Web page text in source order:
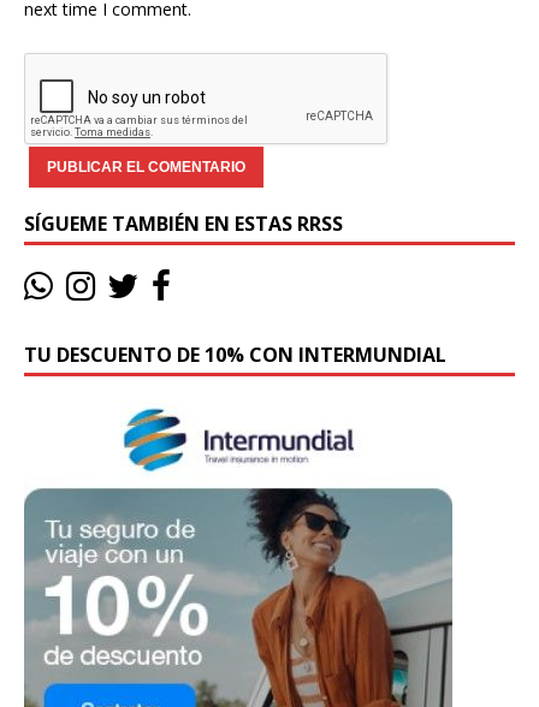
next time I comment.
SÍGUEME TAMBIÉN EN ESTAS RRSS
TU DESCUENTO DE 10% CON INTERMUNDIAL